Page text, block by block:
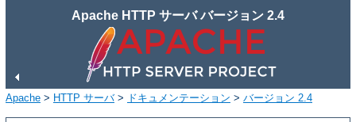
Apache HTTP サーバ バージョン 2.4
Apache > HTTP サーバ> ドキュメンテーション > バージョン 2.4